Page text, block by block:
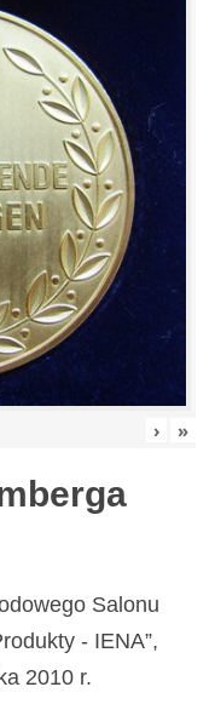
› »
Salonu
- IENA”,
2010 r.